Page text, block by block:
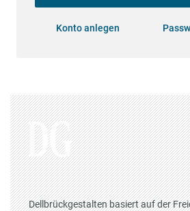
Konto anlegen
Dellbrückgestalten basiert auf der